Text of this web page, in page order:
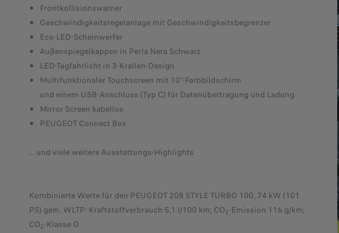
Frontkollisionswarner
Geschwindigkeitsregelanlage mit Geschwindigkeitsbegrenzer
Eco-LED-Scheinwerfer
Außenspiegelkappen in Perla Nera Schwarz
LED-Tagfahrlicht in 3-Krallen-Design
Multifunktionaler Touchscreen mit 10“-Farbbildschirm
und einem USB-Anschluss (Typ C) für Datenübertragung und Ladung
Mirror Screen kabellos
PEUGEOT Connect Box
... und viele weitere Ausstattungs-Highlights
Kombinierte Werte für den PEUGEOT 208 STYLE TURBO 100, 74 kW (101
PS) gem. WLTP: Kraftstoffverbrauch 5,1 l/100 km; CO2-Emission 116 g/km;
CO2-Klasse D